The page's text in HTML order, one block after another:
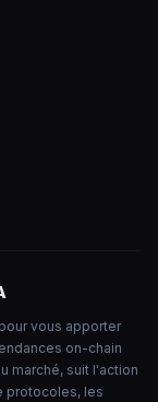
vous apporter
on-chain
marché, suit l'action
protocoles, les